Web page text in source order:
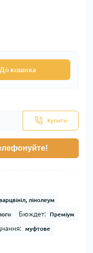
До кошика
Купити
лінолеум
Бюждет: Преміум
муфтове